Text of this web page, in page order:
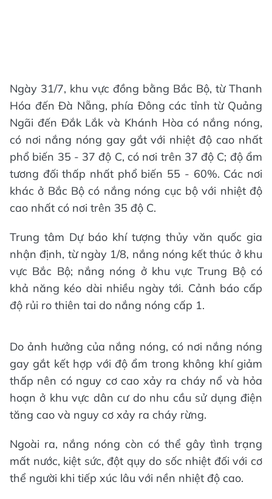
Ngày 31/7, khu vực đồng bằng Bắc Bộ, từ Thanh
Hóa đến Đà Nẵng, phía Đông các tỉnh từ Quảng
Ngãi đến Đắk Lắk và Khánh Hòa có nắng nóng,
có nơi nắng nóng gay gắt với nhiệt độ cao nhất
phổ biến 35 - 37 độ C, có nơi trên 37 độ C; độ ẩm
tương đối thấp nhất phổ biến 55 - 60%. Các nơi
khác ở Bắc Bộ có nắng nóng cục bộ với nhiệt độ
cao nhất có nơi trên 35 độ C.
Trung tâm Dự báo khí tượng thủy văn quốc gia
nhận định, từ ngày 1/8, nắng nóng kết thúc ở khu
vực Bắc Bộ; nắng nóng ở khu vực Trung Bộ có
khả năng kéo dài nhiều ngày tới. Cảnh báo cấp
độ rủi ro thiên tai do nắng nóng cấp 1.
Do ảnh hưởng của nắng nóng, có nơi nắng nóng
gay gắt kết hợp với độ ẩm trong không khí giảm
thấp nên có nguy cơ cao xảy ra cháy nổ và hỏa
hoạn ở khu vực dân cư do nhu cầu sử dụng điện
tăng cao và nguy cơ xảy ra cháy rừng.
Ngoài ra, nắng nóng còn có thể gây tình trạng
mất nước, kiệt sức, đột qụy do sốc nhiệt đối với cơ
thể người khi tiếp xúc lâu với nền nhiệt độ cao.